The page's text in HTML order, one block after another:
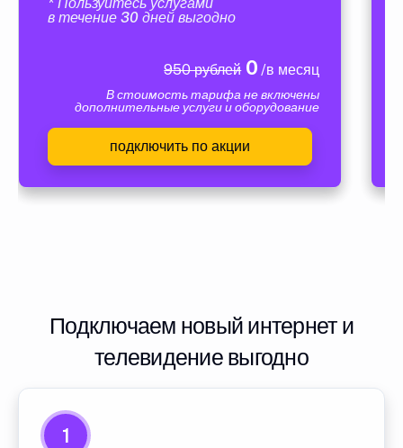
в течение 30 дней выгодно
950 рублей0 /в месяц
В стоимость тарифа не включены
дополнительные услуги и оборудование
подключить по акции
Подключаем новый интернет и
телевидение выгодно
1